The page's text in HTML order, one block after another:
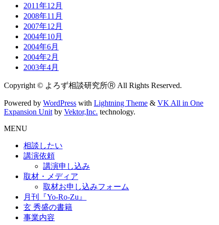
2011年12月
2008年11月
2007年12月
2004年10月
2004年6月
2004年2月
2003年4月
Copyright © よろず相談研究所Ⓡ All Rights Reserved.
Powered by WordPress with Lightning Theme & VK All in One
Expansion Unit by Vektor,Inc. technology.
MENU
相談したい
講演依頼
講演申し込み
取材・メディア
取材お申し込みフォーム
月刊『Yo-Ro-Zu』
玄 秀盛の書籍
事業内容